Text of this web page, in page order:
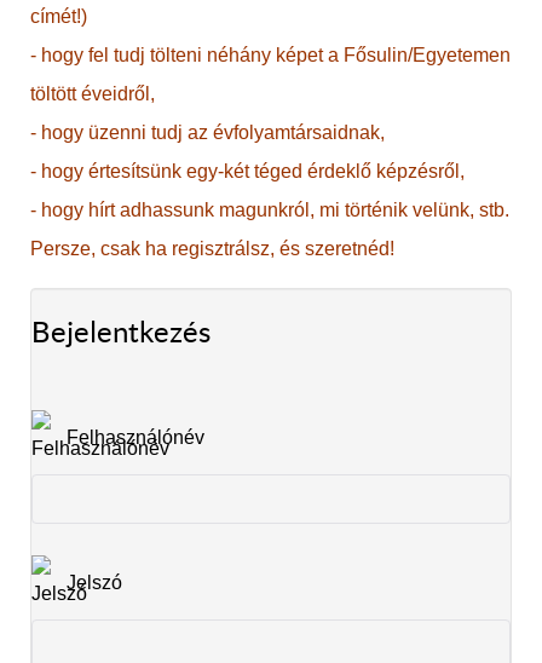
címét!)
- hogy fel tudj tölteni néhány képet a Fősulin/Egyetemen
töltött éveidről,
- hogy üzenni tudj az évfolyamtársaidnak,
- hogy értesítsünk egy-két téged érdeklő képzésről,
- hogy hírt adhassunk magunkról, mi történik velünk, stb.
Persze, csak ha regisztrálsz, és szeretnéd!
Bejelentkezés
Felhasználónév
Jelszó